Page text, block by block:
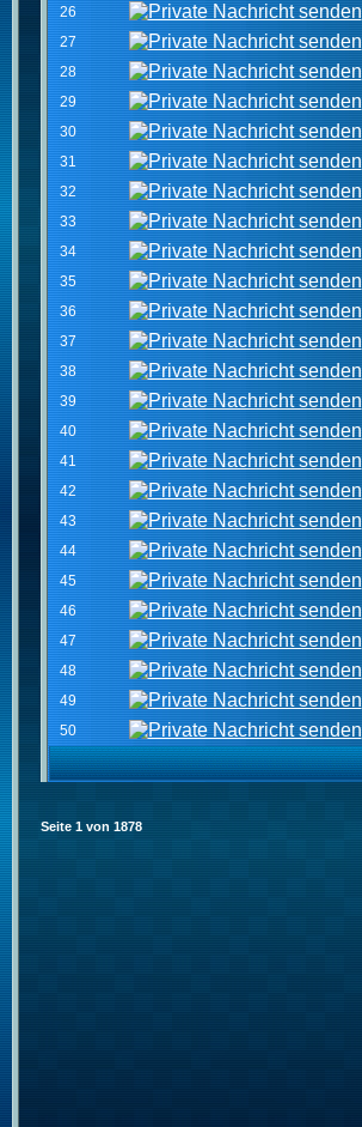
26
27
28
29
30
31
32
33
34
35
36
37
38
39
40
41
42
43
44
45
46
47
48
49
50
Seite 1 von 1878